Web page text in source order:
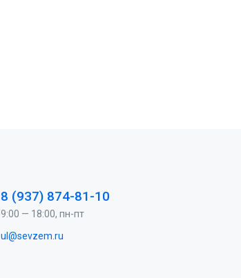
8 (937) 874-81-10
9:00 — 18:00, пн-пт
ul@sevzem.ru